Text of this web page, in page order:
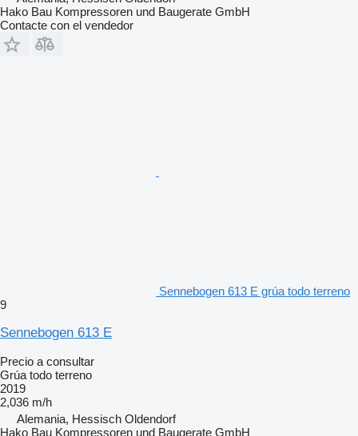
Hako Bau Kompressoren und Baugerate GmbH
Contacte con el vendedor
Sennebogen 613 E grúa todo terreno
9
Sennebogen 613 E
Precio a consultar
Grúa todo terreno
2019
2,036 m/h
Alemania, Hessisch Oldendorf
Hako Bau Kompressoren und Baugerate GmbH